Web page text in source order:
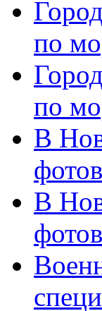
по
по
В
В